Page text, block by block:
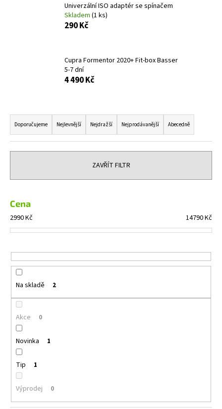
Univerzální ISO adaptér se spínačem
Skladem (1 ks)
290 Kč
Cupra Formentor 2020+ Fit-box Basser
5-7 dní
4 490 Kč
Ř
a
z
e
í
r
o
d
k
t
ů
Doporučujeme Nejlevnější Nejdražší Nejprodávanější Abecedně
ZAVŘÍT FILTR
Cena
2990Kč 14790Kč
Na skladě 2
Akce 0
Novinka 1
Tip 1
Výprodej 0
HLEDAT
D
p
r
u
č
u
e
m
MACROM
T1003DAB
11
490
Kč